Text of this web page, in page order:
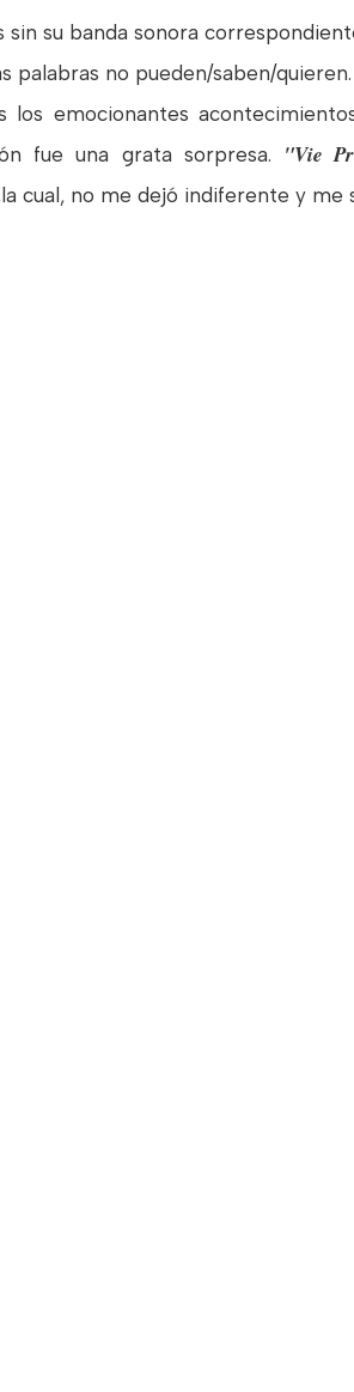
sin su banda sonora
palabras no pueden/saben/
los emocionantes
fue una grata sorpresa.
"Vie
cual, no me dejó indiferente y me